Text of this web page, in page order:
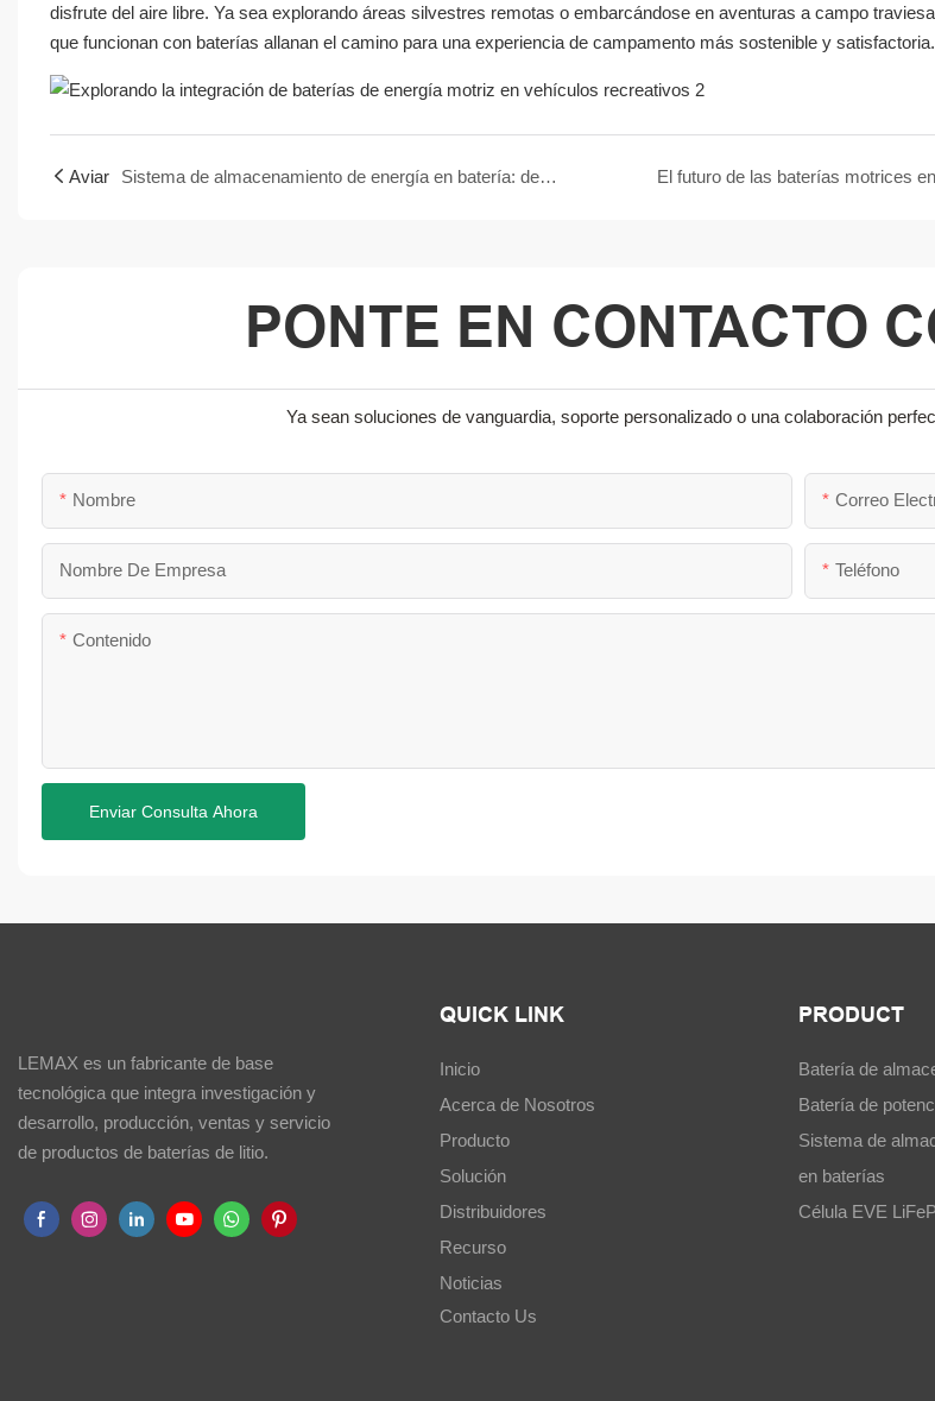
disfrute del aire libre. Ya sea explorando áreas silvestres remotas o embarcándose en aventuras a campo
que funcionan con baterías allanan el camino para una experiencia de campamento más sostenible y satisfactoria.
Aviar Sistema de almacenamiento de energía en batería: desarrollo y demanda futuros El futuro de las baterías motrices
PONTE EN CONTACTO
Ya sean soluciones de vanguardia, soporte personalizado o una colaboración
Nombre Correo
Nombre De Empresa Teléfono
Contenido
Enviar Consulta Ahora
LEMAX es un fabricante de base
tecnológica que integra investigación y
desarrollo, producción, ventas y servicio
de productos de baterías de litio.
QUICK LINK
Inicio
Acerca de Nosotros
Producto
Solución
Distribuidores
Recurso
Noticias
Contacto Us
PRODUCT
Batería de
Batería de
Sistema de
en baterías
Célula EVE